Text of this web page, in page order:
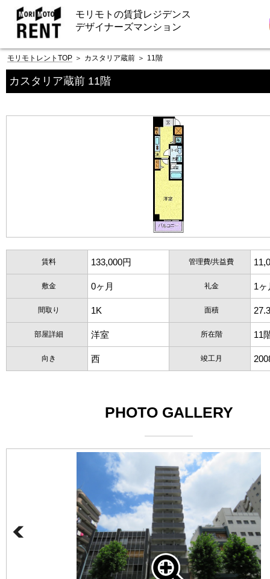
モリモトの賃貸レジデンス
デザイナーズマンション
モリモトレントTOP ＞ カスタリア蔵前 ＞ 11階
カスタリア蔵前 11階
賃料 133,000円 管理費/共益費
敷金 0ヶ月 礼金 1ヶ
間取り 1K 面積
部屋詳細 洋室 所在階 11
向き 西 竣工月
PHOTO GALLERY